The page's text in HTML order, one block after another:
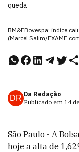
queda
BM&FBovespa: índice
(Marcel Salim/
DR Da Redação
Publicado em 14
São Paulo - A
hoje a alta de